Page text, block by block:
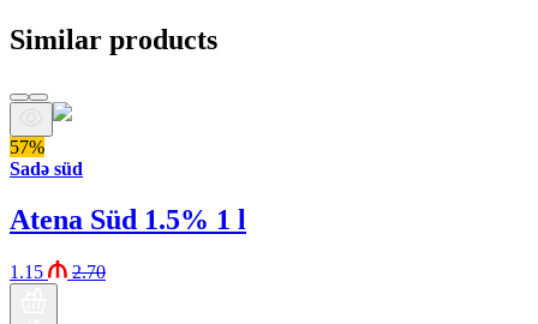
Similar products
57%
Sadə süd
Atena Süd 1.5% 1 l
1.15 2.70